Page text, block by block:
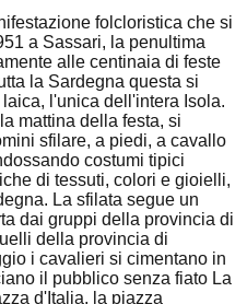
folcloristica che si
a Sassari, la penultima
alle centinaia di feste
la Sardegna questa si
l'unica dell'intera Isola.
mattina della festa, si
sfilare, a piedi, a cavallo
costumi tipici
di tessuti, colori e gioielli,
La sfilata segue un
dai gruppi della provincia di
della provincia di
i cavalieri si cimentano in
il pubblico senza fiato La
d'Italia, la piazza